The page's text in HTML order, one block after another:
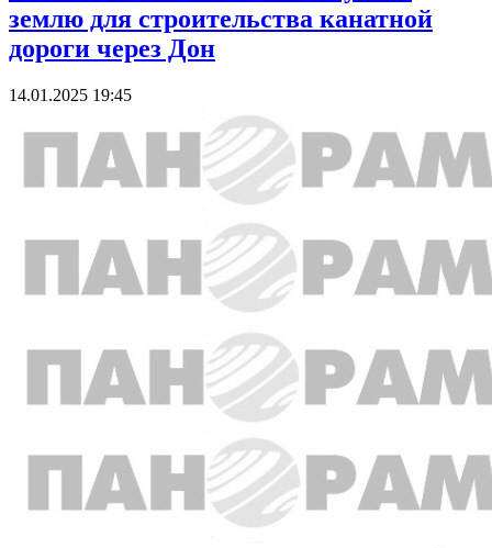
землю для строительства канатной
дороги через Дон
14.01.2025 19:45